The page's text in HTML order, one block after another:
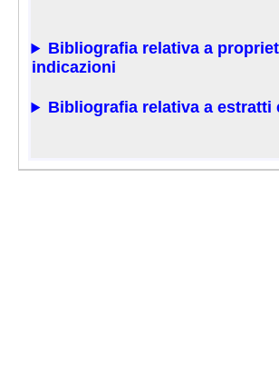
Bibliografia relativa a
indicazioni
Bibliografia relativa a estratti